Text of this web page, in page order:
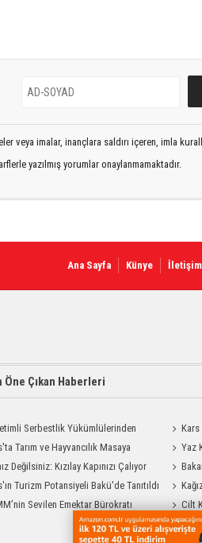
veya imalar, inançlara saldırı içeren, imla
yazılmış yorumlar onaylanmamaktadır.
Ana Sayfa Künye İletişim
Öne Çıkan Haberleri
Serbestlik Yükümlülerinden
Desteği
Kars
Tarım ve Hayvancılık Masaya
Yaz
Değilsiniz: Kızılay Kapınızı Çalıyor
ilk
Turizm Potansiyeli Bakü'de Tanıtıldı
İlk
Sevilen Emektar Bürokratı
Yıldırım’ın Acı Günü
Cilt